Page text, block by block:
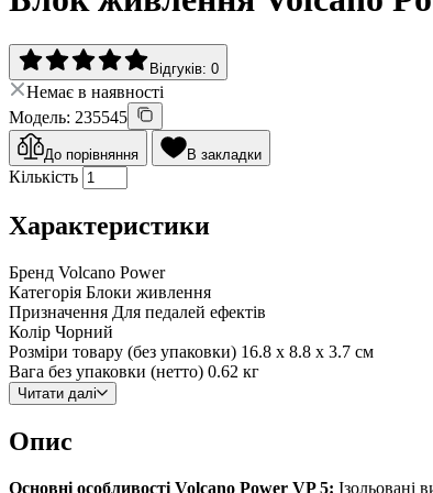
Відгуків: 0
Немає в наявності
Модель: 235545
До порівняння В закладки
Кількість
Характеристики
Бренд Volcano Power
Категорія Блоки живлення
Призначення Для педалей ефектів
Колір Чорний
Розміри товару (без упаковки) 16.8 x 8.8 x 3.7 см
Вага без упаковки (нетто) 0.62 кг
Читати далі
Опис
Основні особливості Volcano Power VP 5: Ізольовані